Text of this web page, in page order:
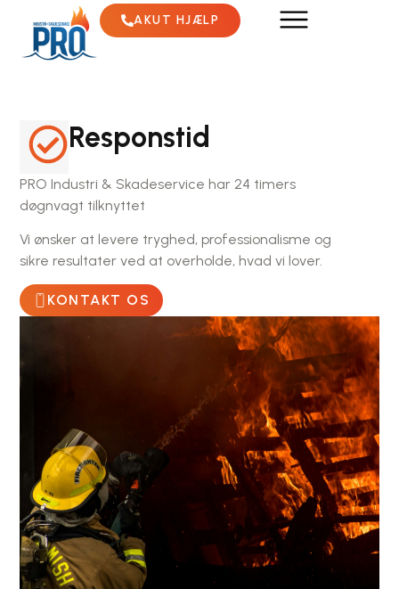
AKUT HJÆLP
Responstid
PRO Industri & Skadeservice har 24 timers
døgnvagt tilknyttet
Vi ønsker at levere tryghed, professionalisme og
sikre resultater ved at overholde, hvad vi lover.
KONTAKT OS